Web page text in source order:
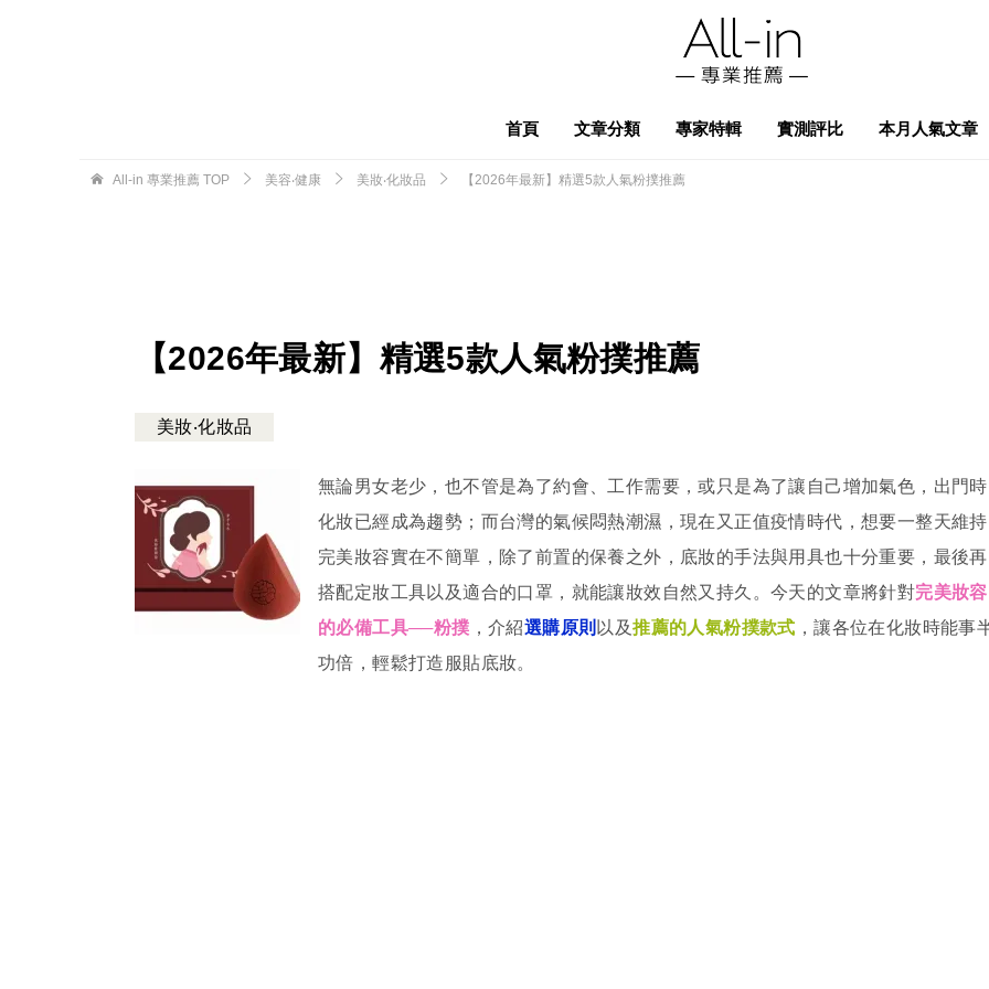
首頁 文章分類 專家特輯 實測評比 本月人氣文章
All-in 專業推薦 TOP 美容‧健康 美妝‧化妝品 【2026年最新】精選5款人氣粉撲推薦
【2026年最新】精選5款人氣粉撲推薦
美妝‧化妝品
無論男女老少，也不管是為了約會、工作需要，或只是為了讓自己增加氣色，出門時
化妝已經成為趨勢；而台灣的氣候悶熱潮濕，現在又正值疫情時代，想要一整天維持
完美妝容實在不簡單，除了前置的保養之外，底妝的手法與用具也十分重要，最後再
搭配定妝工具以及適合的口罩，就能讓妝效自然又持久。今天的文章將針對完美妝容
的必備工具──粉撲 ，介紹選購原則 以及推薦的人氣粉撲款式 ，讓各位在化妝時能事
功倍，輕鬆打造服貼底妝。